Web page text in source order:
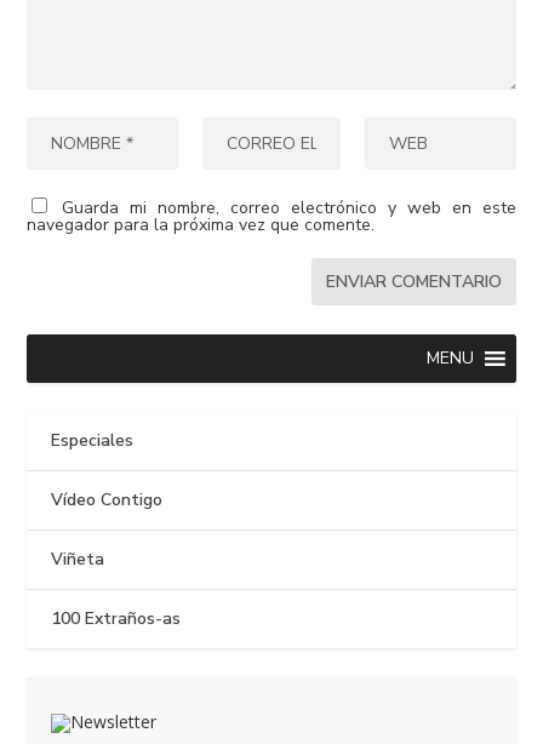
Guarda mi nombre, correo electrónico y web en este
navegador para la próxima vez que comente.
MENU
Especiales
Vídeo Contigo
Viñeta
100 Extraños-as